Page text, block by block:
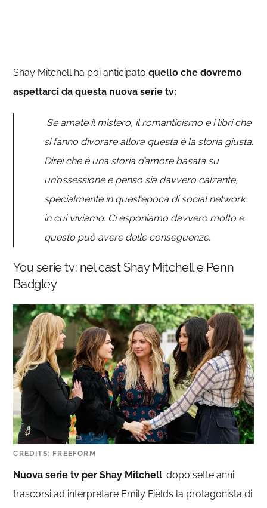
Shay Mitchell ha poi anticipatoquello che dovremo
aspettarci da questa nuova serie tv:
Se amate il mistero, il romanticismo e i libri che
si fanno divorare allora questa è la storia giusta.
Direi che è una storia d’amore basata su
un’ossessione e penso sia davvero calzante,
specialmente in quest’epoca di social network
in cui viviamo. Ci esponiamo davvero molto e
questo può avere delle conseguenze.
You serie tv: nel cast Shay Mitchell e Penn
Badgley
CREDITS: FREEFORM
Nuova serie tv per Shay Mitchell: dopo sette anni
trascorsi ad interpretare Emily Fields la protagonista di